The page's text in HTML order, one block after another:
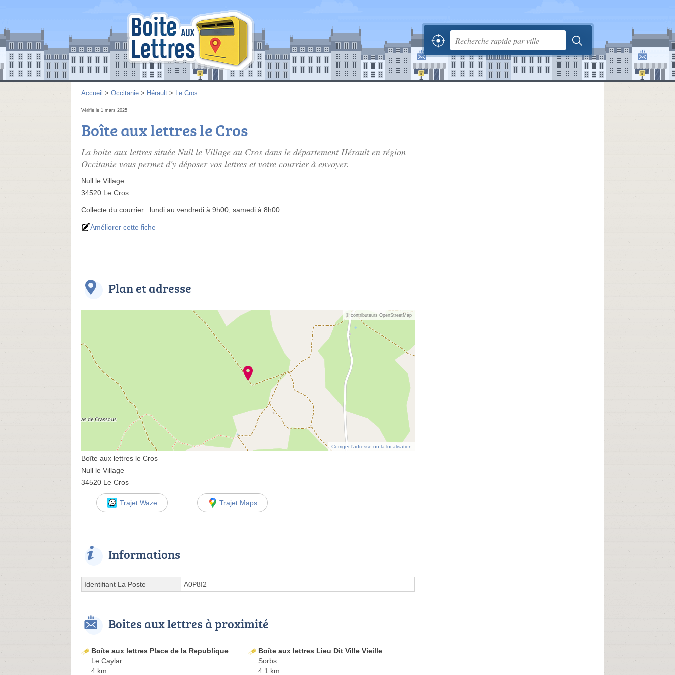
Accueil > Occitanie > Hérault > Le Cros
Vérifié le 1 mars 2025
Boîte aux lettres le Cros
La boite aux lettres située Null le Village au Cros dans le département Hérault en région
Occitanie vous permet d'y déposer vos lettres et votre courrier à envoyer.
Null le Village
34520 Le Cros
Collecte du courrier : lundi au vendredi à 9h00, samedi à 8h00
Améliorer cette fiche
Plan et adresse
© contributeurs OpenStreetMap
Corriger l’adresse ou la localisation
Boîte aux lettres le Cros
Null le Village
34520 Le Cros
Trajet Waze Trajet Maps
Informations
Identifiant La Poste A0P8I2
Boites aux lettres à proximité
Boîte aux lettres Place de la Republique
Le Caylar
4 km
Boîte aux lettres Lieu Dit Ville Vieille
Sorbs
4.1 km